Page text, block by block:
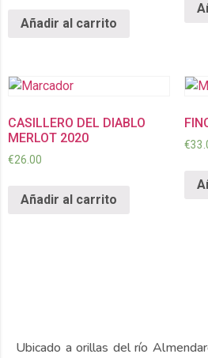
Añadir al carrito
CASILLERO DEL DIABLO
MERLOT 2020
€26.00
Añadir al carrito
€
Ubicado a orillas del río